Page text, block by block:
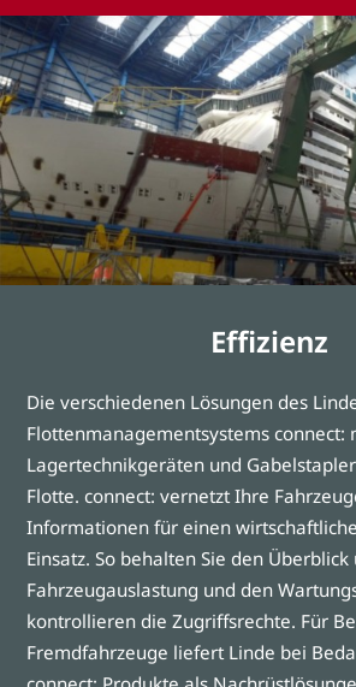
Effizienz
Die verschiedenen Lösungen des
Flottenmanagementsystems connect:
Lagertechnikgeräten und
Flotte. connect: vernetzt Ihre
Informationen für einen
Einsatz. So behalten Sie den
Fahrzeugauslastung und den
kontrollieren die Zugriffsrechte. Für
Fremdfahrzeuge liefert Linde bei